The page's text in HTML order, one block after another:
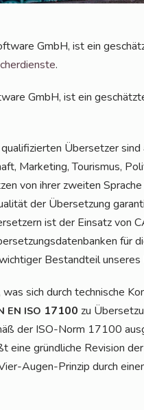
GmbH, ist ein
.
GmbH, ist ein
Über­set­zer
Mar­ke­ting, Tou­ris­mus,
von ihrer zwei­ten
der Über­set­zung
ist der Ein­satz von
für
Bestand­teil
sich durch tech­ni­sche
EN ISO 17100 zu
der ISO-Norm 17100
eine gründ­li­che Revi­si­on
Augen-Prin­zip durch